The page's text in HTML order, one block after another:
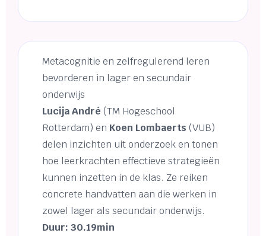
Metacognitie en zelfregulerend leren
bevorderen in lager en secundair
onderwijs
Lucija André (TM Hogeschool
Rotterdam) en Koen Lombaerts (VUB)
delen inzichten uit onderzoek en tonen
hoe leerkrachten effectieve strategieën
kunnen inzetten in de klas. Ze reiken
concrete handvatten aan die werken in
zowel lager als secundair onderwijs.
Duur: 30.19min